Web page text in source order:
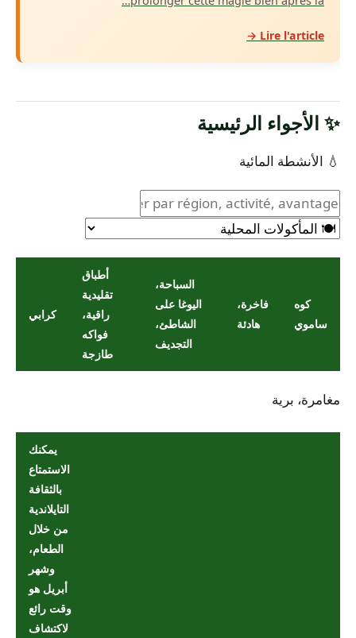
Lire l'article →
✨ الأجواء الرئيسية
💧 الأنشطة المائية
كوه
ساموي
فاخرة،
هادئة
السباحة،
اليوغا على
الشاطئ،
التجديف
أطباق
تقليدية
راقية،
فواكه
طازجة
كرابي
مغامرة، برية
يمكنك
الاستمتاع
بالثقافة
التايلاندية
من خلال
الطعام،
وشهر
أبريل هو
وقت رائع
لاكتشاف